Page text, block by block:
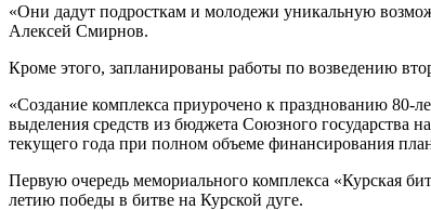
«Они дадут подросткам и молодежи уникальную
Алексей Смирнов.
Кроме этого, запланированы работы по возведению
«Создание комплекса приурочено к празднованию 80-
выделения средств из бюджета Союзного государства
текущего года при полном объеме финансирования
Первую очередь мемориального комплекса «Курская
летию победы в битве на Курской дуге.